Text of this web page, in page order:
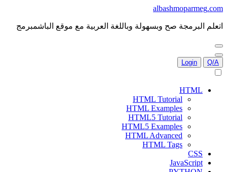
albashmoparmeg.com
اتعلم البرمجة صح وبسهولة وباللغة العربية مع موقع الباشمبرمج
Q/A
Login
HTML
HTML Tutorial
HTML Examples
HTML5 Tutorial
HTML5 Examples
HTML Advanced
HTML Tags
CSS
JavaScript